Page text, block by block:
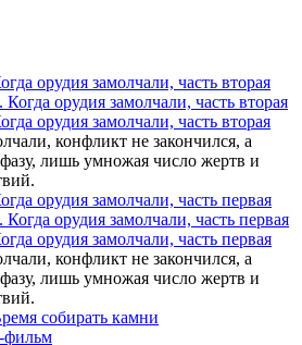
орудия замолчали, часть вторая
орудия замолчали, часть вторая
конфликт не закончился, а
лишь умножая число жертв и
орудия замолчали, часть первая
орудия замолчали, часть первая
конфликт не закончился, а
лишь умножая число жертв и
собирать камни